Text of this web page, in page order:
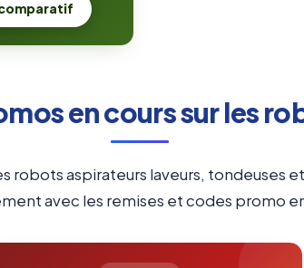
en cours sur les
robots aspirateurs laveurs, tondeuses
avec les remises et codes promo